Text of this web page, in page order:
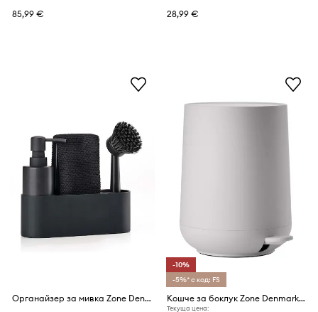
85,99 €
28,99 €
Органайзер за мивка Zone Denmark (4 броя)
-10%
-5%* с код: FS
Кошче за боклук Zone Denmark 3 L
Текуща цена: